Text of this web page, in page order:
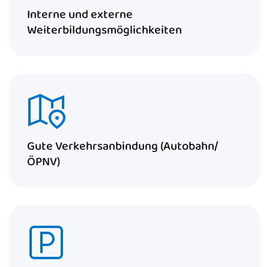
Interne und externe
Weiterbildungsmöglichkeiten
Gute Verkehrsanbindung (Autobahn/
ÖPNV)